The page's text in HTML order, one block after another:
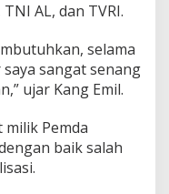
AL, dan TVRI.
selama
sangat senang
ujar Kang Emil.
Pemda
baik salah